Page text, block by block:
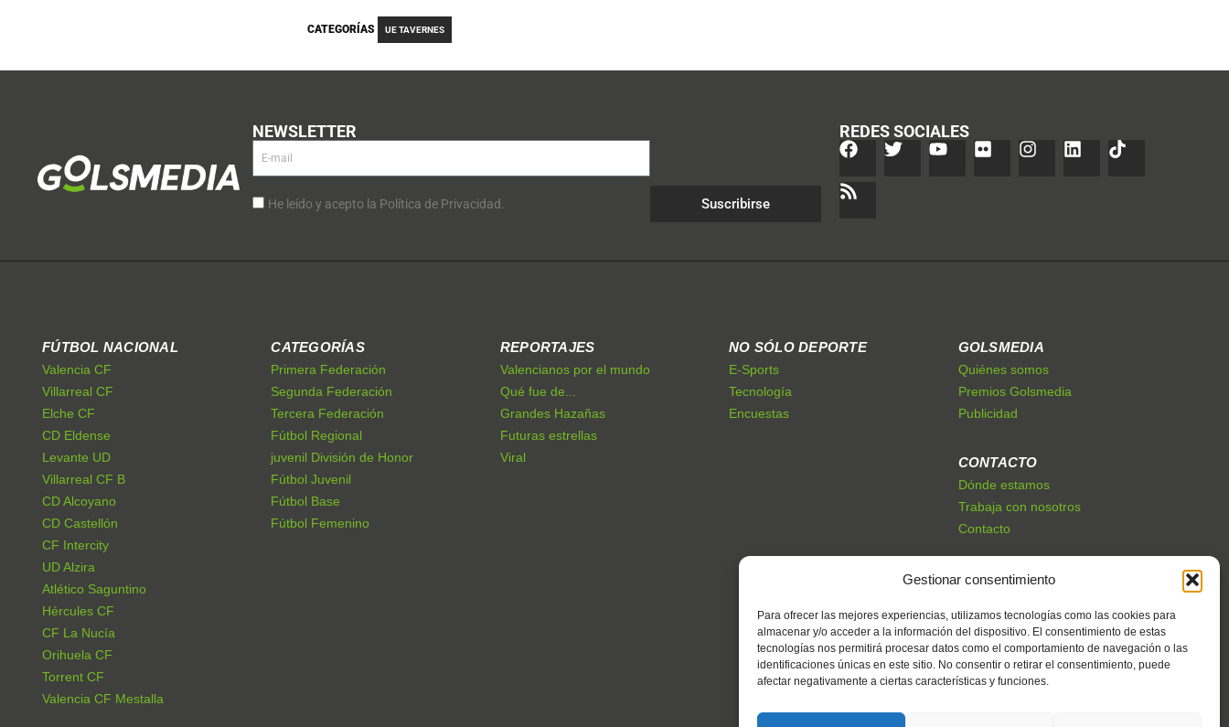
Gestionar consentimiento
Para ofrecer las mejores experiencias, utilizamos tecnologías como las cookies para
almacenar y/o acceder a la información del dispositivo. El consentimiento de estas
tecnologías nos permitirá procesar datos como el comportamiento de navegación o las
identificaciones únicas en este sitio. No consentir o retirar el consentimiento, puede
afectar negativamente a ciertas características y funciones.
CATEGORÍAS UE TAVERNES
NEWSLETTER
He leído y acepto la Política de Privacidad. Suscribirse
REDES SOCIALES
FÚTBOL NACIONAL
Valencia CF
Villarreal CF
Elche CF
CD Eldense
Levante UD
Villarreal CF B
CD Alcoyano
CD Castellón
CF Intercity
UD Alzira
Atlético Saguntino
Hércules CF
CF La Nucía
Orihuela CF
Torrent CF
Valencia CF Mestalla
CATEGORÍAS
Primera Federación
Segunda Federación
Tercera Federación
Fútbol Regional
juvenil División de Honor
Fútbol Juvenil
Fútbol Base
Fútbol Femenino
REPORTAJES
Valencianos por el mundo
Qué fue de...
Grandes Hazañas
Futuras estrellas
Viral
NO SÓLO DEPORTE
E-Sports
Tecnología
Encuestas
GOLSMEDIA
Quiénes somos
Premios Golsmedia
Publicidad
CONTACTO
Dónde estamos
Trabaja con nosotros
Contacto